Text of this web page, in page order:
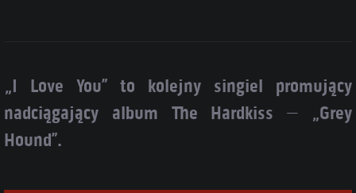
„I Love You” to kolejny singiel promujący
nadciągający album The Hardkiss – „Grey
Hound”.